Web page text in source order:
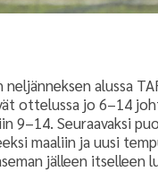
neljänneksen alussa
ottelussa jo 6–14
9–14. Seuraavaksi
maaliin ja uusi
jälleen itselleen